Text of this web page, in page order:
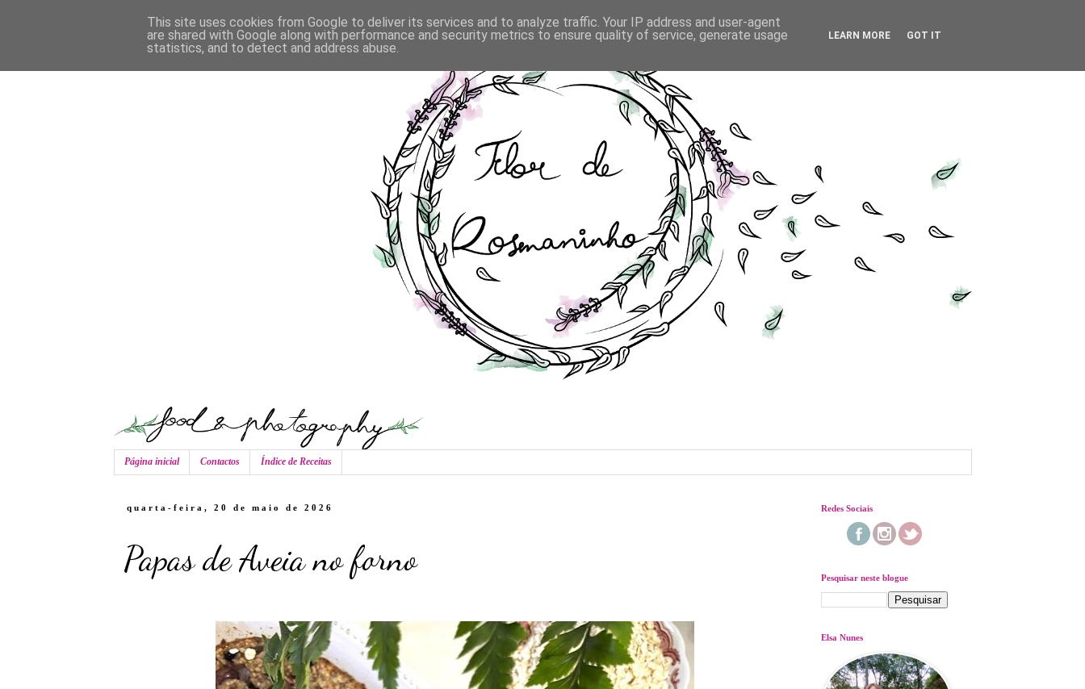
Página inicial Contactos Índice de Receitas
quarta-feira, 20 de maio de 2026
Papas de Aveia no forno
Redes Sociais
Pesquisar neste blogue
Elsa Nunes
This site uses cookies from Google to deliver its services and to analyze traffic. Your IP address and user-agent
are shared with Google along with performance and security metrics to ensure quality of service, generate usage
statistics, and to detect and address abuse.
LEARN MORE GOT IT